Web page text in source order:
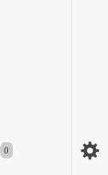
0 な歩き方。成